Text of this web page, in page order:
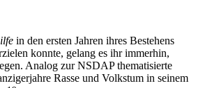
in den ersten Jahren ihres Bestehens
konnte, gelang es ihr immerhin,
Analog zur NSDAP thematisierte
Rasse und Volkstum in seinem